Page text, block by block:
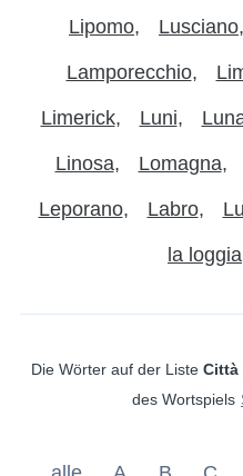
Lipomo Lusciano
Lamporecchio
Limerick Luni
Linosa Lomagna
Leporano Labro
la loggia
Die Wörter auf der Liste Città
des Wortspiels